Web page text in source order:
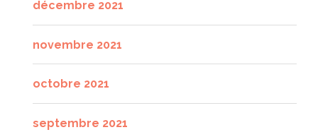
décembre 2021
novembre 2021
octobre 2021
septembre 2021